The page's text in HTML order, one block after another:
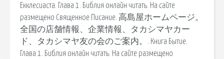
Екклесиаста. Глава 1. Библия онлайн читать. На сайте
размещено Священное Писание. 高島屋ホームページ。
全国の店舗情報、企業情報、タカシマヤカー
ド、タカシマヤ友の会のご案内。. Книга Бытие.
Глава 1. Библия онлайн читать. На сайте размещено